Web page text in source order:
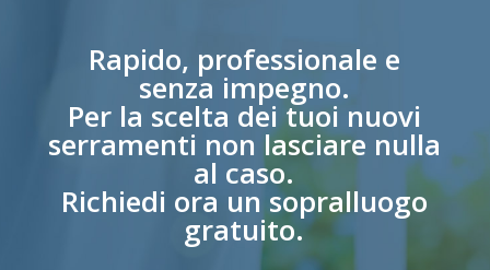
Rapido, professionale e
senza impegno.
Per la scelta dei tuoi nuovi
serramenti non lasciare nulla
al caso.
Richiedi ora un sopralluogo
gratuito.